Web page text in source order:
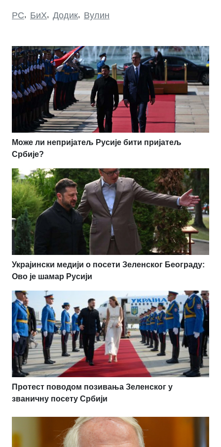
РС, БиХ, Додик, Вулин
Може ли непријатељ Русије бити пријатељ
Србије?
Украјински медији о посети Зеленског Београду:
Ово је шамар Русији
Протест поводом позивања Зеленског у
званичну посету Србији